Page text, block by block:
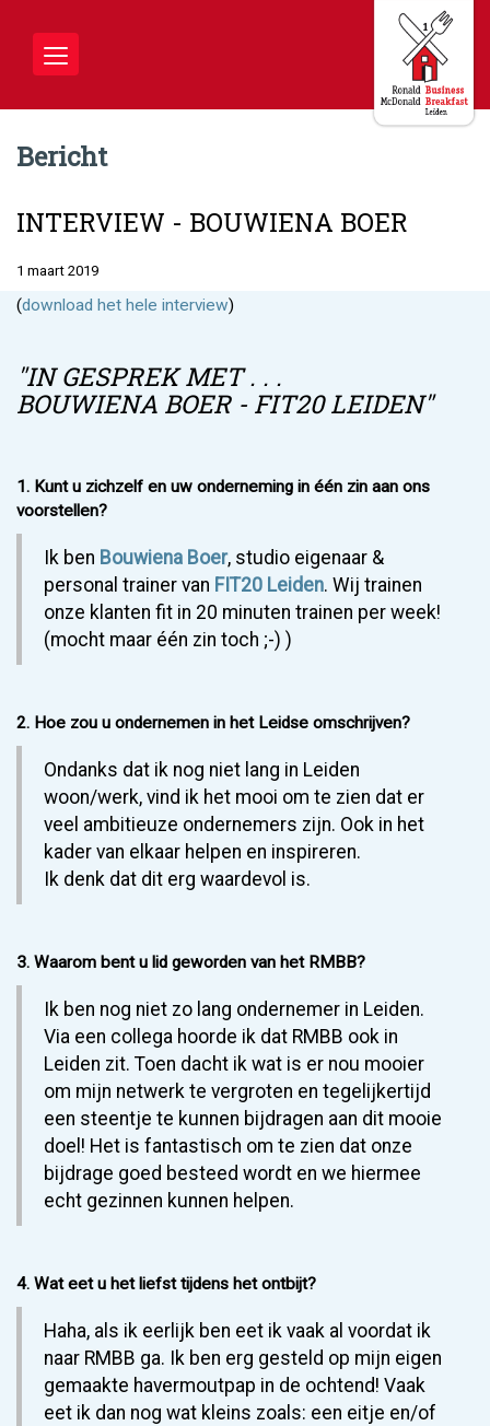
Toggle
navigation
Bericht
INTERVIEW - BOUWIENA BOER
1 maart 2019
(download het hele interview)
"IN GESPREK MET . . .
BOUWIENA BOER - FIT20 LEIDEN"
1. Kunt u zichzelf en uw onderneming in één zin aan ons
voorstellen?
Ik ben Bouwiena Boer, studio eigenaar &
personal trainer van FIT20 Leiden. Wij trainen
onze klanten fit in 20 minuten trainen per week!
(mocht maar één zin toch ;-) )
2. Hoe zou u ondernemen in het Leidse omschrijven?
Ondanks dat ik nog niet lang in Leiden
woon/werk, vind ik het mooi om te zien dat er
veel ambitieuze ondernemers zijn. Ook in het
kader van elkaar helpen en inspireren.
Ik denk dat dit erg waardevol is.
3. Waarom bent u lid geworden van het RMBB?
Ik ben nog niet zo lang ondernemer in Leiden.
Via een collega hoorde ik dat RMBB ook in
Leiden zit. Toen dacht ik wat is er nou mooier
om mijn netwerk te vergroten en tegelijkertijd
een steentje te kunnen bijdragen aan dit mooie
doel! Het is fantastisch om te zien dat onze
bijdrage goed besteed wordt en we hiermee
echt gezinnen kunnen helpen.
4. Wat eet u het liefst tijdens het ontbijt?
Haha, als ik eerlijk ben eet ik vaak al voordat ik
naar RMBB ga. Ik ben erg gesteld op mijn eigen
gemaakte havermoutpap in de ochtend! Vaak
eet ik dan nog wat kleins zoals: een eitje en/of